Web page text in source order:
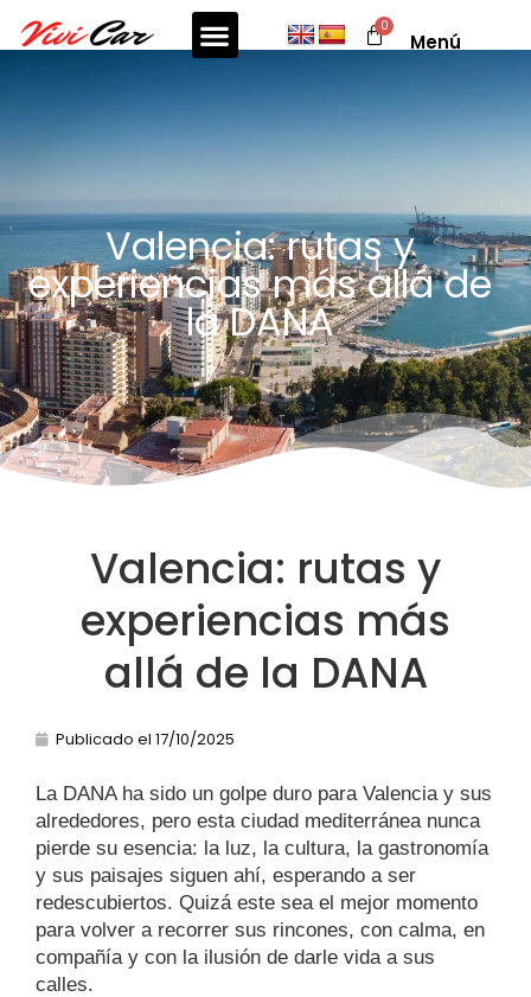
Menú
Valencia: rutas y
experiencias más allá de
la DANA
Valencia: rutas y
experiencias más
allá de la DANA
Publicado el 17/10/2025
La DANA ha sido un golpe duro para Valencia y sus
alrededores, pero esta ciudad mediterránea nunca
pierde su esencia: la luz, la cultura, la gastronomía
y sus paisajes siguen ahí, esperando a ser
redescubiertos. Quizá este sea el mejor momento
para volver a recorrer sus rincones, con calma, en
compañía y con la ilusión de darle vida a sus
calles.